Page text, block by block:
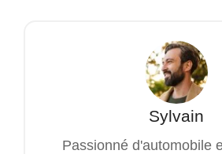
Sylvain
Passionné d'automobile